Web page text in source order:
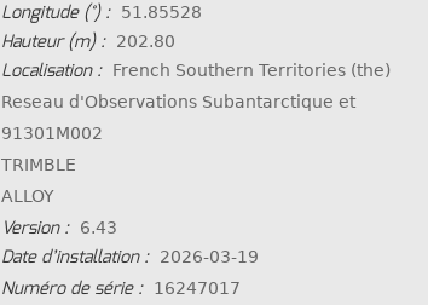
Longitude (°) : 51.85528
Hauteur (m) : 202.80
Localisation : French Southern Territories (the)
Reseau d'Observations Subantarctique et
91301M002
TRIMBLE
ALLOY
Version : 6.43
Date d’installation : 2026-03-19
Numéro de série : 16247017